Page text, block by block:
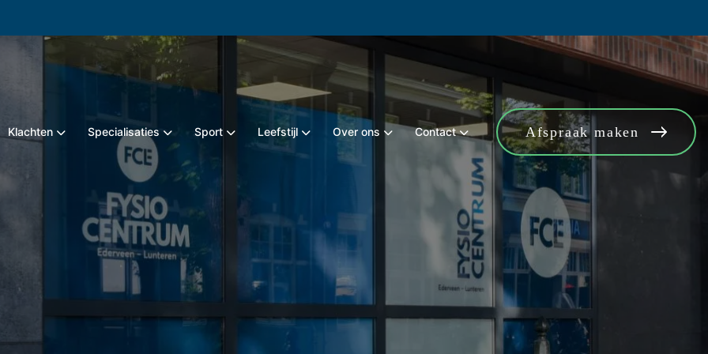
Klachten Specialisaties Sport Leefstijl Over ons Contact Afspraak maken